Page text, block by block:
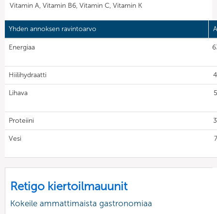
Vitamin A, Vitamin B6, Vitamin C, Vitamin K
Yhden annoksen ravintoarvo
Energiaa
Hiilihydraatti
Lihava
Proteiini
Vesi
Retigo kiertoilmauunit
Kokeile ammattimaista gastronomiaa